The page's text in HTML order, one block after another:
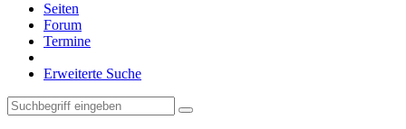
Seiten
Forum
Termine
Erweiterte Suche